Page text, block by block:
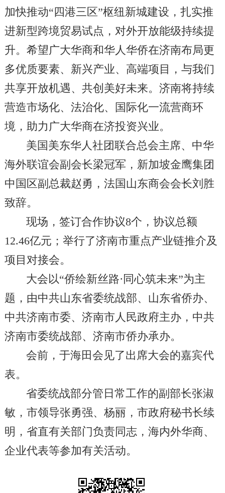
加快推动“四港三区”枢纽新城建设，扎实推
进新型跨境贸易试点，对外开放能级持续提
升。希望广大华商和华人华侨在济南布局更
多优质要素、新兴产业、高端项目，与我们
共享开放机遇、共创美好未来。济南将持续
营造市场化、法治化、国际化一流营商环
境，助力广大华商在济投资兴业。
美国美东华人社团联合总会主席、中华
海外联谊会副会长梁冠军，新加坡金鹰集团
中国区副总裁赵勇，法国山东商会会长刘胜
致辞。
现场，签订合作协议8个，协议总额
12.46亿元；举行了济南市重点产业链推介及
项目对接会。
大会以“侨绘新丝路·同心筑未来”为主
题，由中共山东省委统战部、山东省侨办、
中共济南市委、济南市人民政府主办，中共
济南市委统战部、济南市侨办承办。
会前，于海田会见了出席大会的嘉宾代
表。
省委统战部分管日常工作的副部长张淑
敏，市领导张勇强、杨丽，市政府秘书长续
明，省直有关部门负责同志，海内外华商、
企业代表等参加有关活动。